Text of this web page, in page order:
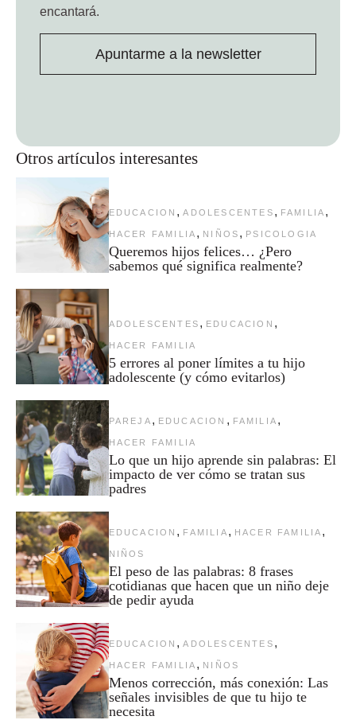
Otros artículos interesantes
EDUCACION , ADOLESCENTES , FAMILIA ,
HACER FAMILIA , NIÑOS , PSICOLOGIA
Queremos hijos felices… ¿Pero
sabemos qué significa realmente?
ADOLESCENTES , EDUCACION ,
HACER FAMILIA
5 errores al poner límites a tu hijo
adolescente (y cómo evitarlos)
PAREJA , EDUCACION , FAMILIA ,
HACER FAMILIA
Lo que un hijo aprende sin palabras: El
impacto de ver cómo se tratan sus
padres
EDUCACION , FAMILIA , HACER FAMILIA ,
NIÑOS
El peso de las palabras: 8 frases
cotidianas que hacen que un niño deje
de pedir ayuda
EDUCACION , ADOLESCENTES ,
HACER FAMILIA , NIÑOS
Menos corrección, más conexión: Las
señales invisibles de que tu hijo te
necesita
encantará.
Apuntarme a la newsletter